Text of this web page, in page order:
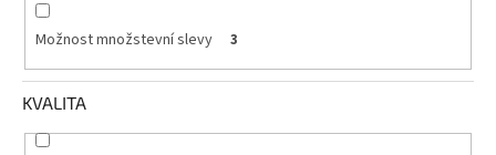
Možnost množstevní slevy 3
KVALITA